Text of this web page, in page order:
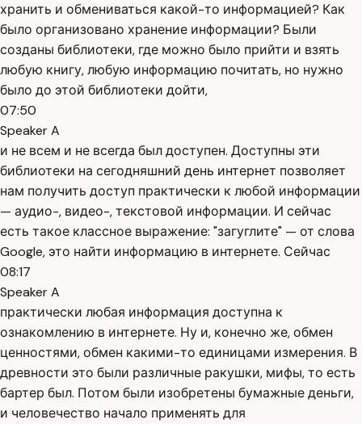
хранить и обмениваться какой-то информацией? Как
было организовано хранение информации? Были
созданы библиотеки, где можно было прийти и взять
любую книгу, любую информацию почитать, но нужно
было до этой библиотеки дойти,
07:50
Speaker A
и не всем и не всегда был доступен. Доступны эти
библиотеки на сегодняшний день интернет позволяет
нам получить доступ практически к любой информации
— аудио-, видео-, текстовой информации. И сейчас
есть такое классное выражение: "загуглите" — от слова
Google, это найти информацию в интернете. Сейчас
08:17
Speaker A
практически любая информация доступна к
ознакомлению в интернете. Ну и, конечно же, обмен
ценностями, обмен какими-то единицами измерения. В
древности это были различные ракушки, мифы, то есть
бартер был. Потом были изобретены бумажные деньги,
и человечество начало применять для